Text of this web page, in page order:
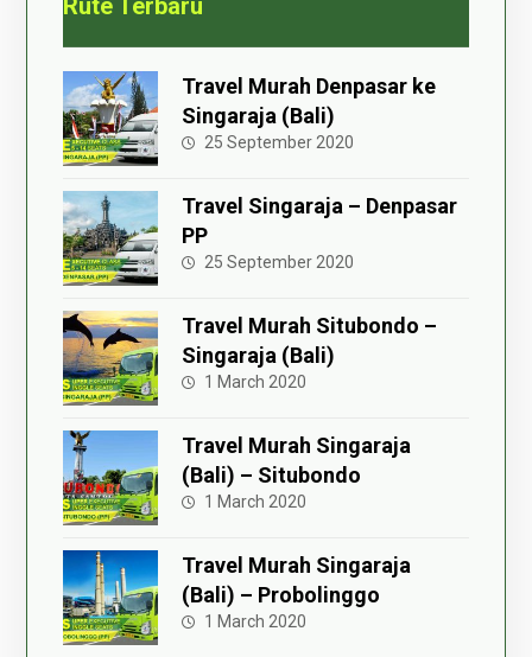
Travel Murah Denpasar ke
Singaraja (Bali)
25 September 2020
Travel Singaraja – Denpasar
PP
25 September 2020
Travel Murah Situbondo –
Singaraja (Bali)
1 March 2020
Travel Murah Singaraja
(Bali) – Situbondo
1 March 2020
Travel Murah Singaraja
(Bali) – Probolinggo
1 March 2020